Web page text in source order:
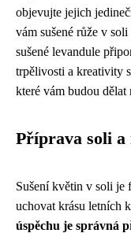
objevujte jejich
vám sušené růže v
sušené levandule
trpělivosti a kreativity
které vám budou dělat
Příprava soli a
Sušení květin v soli je
uchovat krásu letních
úspěchu je správná